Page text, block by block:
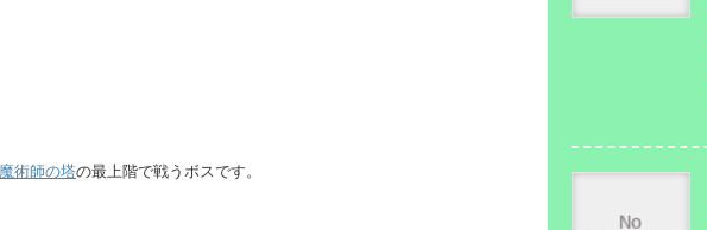
魔術師の塔の最上階で戦うボスです。